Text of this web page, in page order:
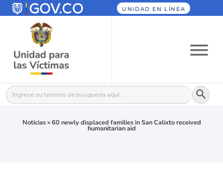
UNIDAD EN LÍNEA
Buscar: Botón
Noticias»60 newly displaced families in San Calixto received
humanitarian aid